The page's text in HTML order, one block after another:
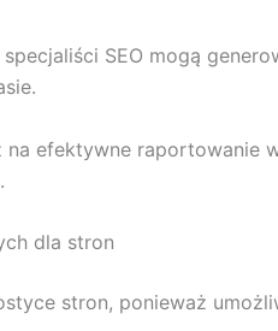
SEO mogą
efektywne raportowanie
dla stron
stron, ponieważ